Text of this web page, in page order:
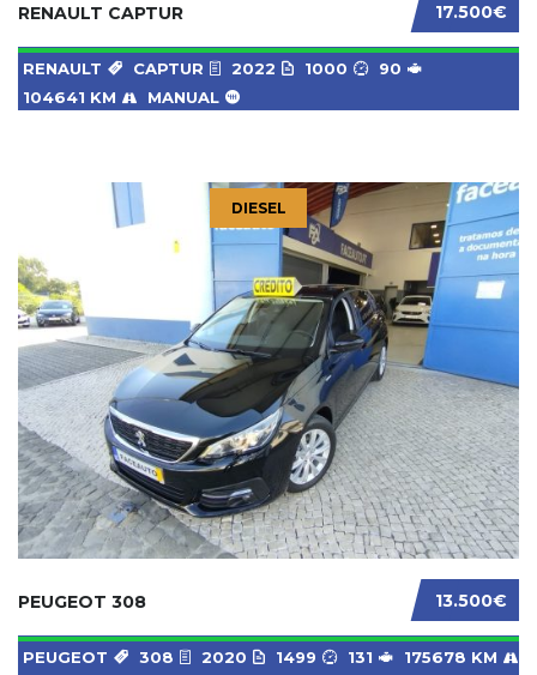
17.500€
RENAULT CAPTUR
RENAULT CAPTUR 2022 1000
90
104641 KM
MANUAL
DIESEL
13.500€
PEUGEOT 308
PEUGEOT 308 2020 1499 131
175678 KM